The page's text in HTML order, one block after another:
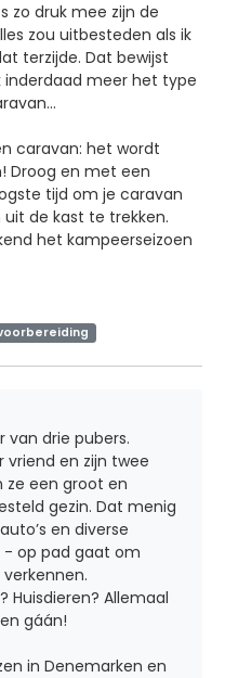
zo druk mee zijn de
zou uitbesteden als ik
terzijde. Dat bewijst
inderdaad meer het type
caravan: het wordt
Droog en met een
tijd om je caravan
de kast te trekken.
het kampeerseizoen
van drie pubers.
en zijn twee
ze een groot en
gezin. Dat menig
en diverse
op pad gaat om
Huisdieren? Allemaal
gáán!
in Denemarken en